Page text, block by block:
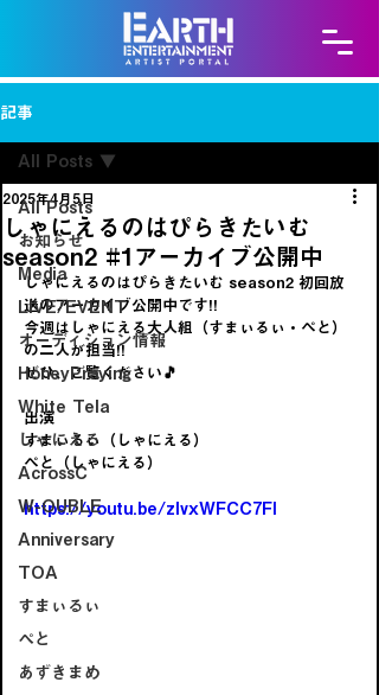
記事
All Posts
お知らせ
Media
LIVE/EVENT
オーディション情報
HoneyPraying
White Tela
しゃにえる
AcrossC
W-OUBLE
Anniversary
TOA
すまぃるぃ
ぺと
あずきまめ
All Posts
しゃにえるのはぴらきたいむ
season2 #1アーカイブ公開中
2025年4月5日
しゃにえるのはぴらきたいむ season2 初回放
送のアーカイブ公開中です!!
今週はしゃにえる大人組（すまぃるぃ・ぺと）
の二人が担当!!
ぜひ、ご覧ください🎵
出演
すまぃるぃ（しゃにえる）
ぺと（しゃにえる）
https://youtu.be/zIvxWFCC7FI